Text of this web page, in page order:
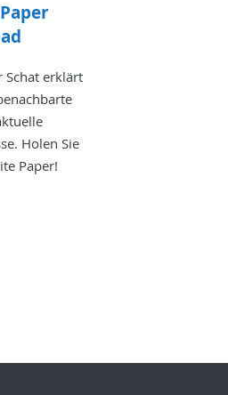
Schat erklärt
Holen Sie
Paper!